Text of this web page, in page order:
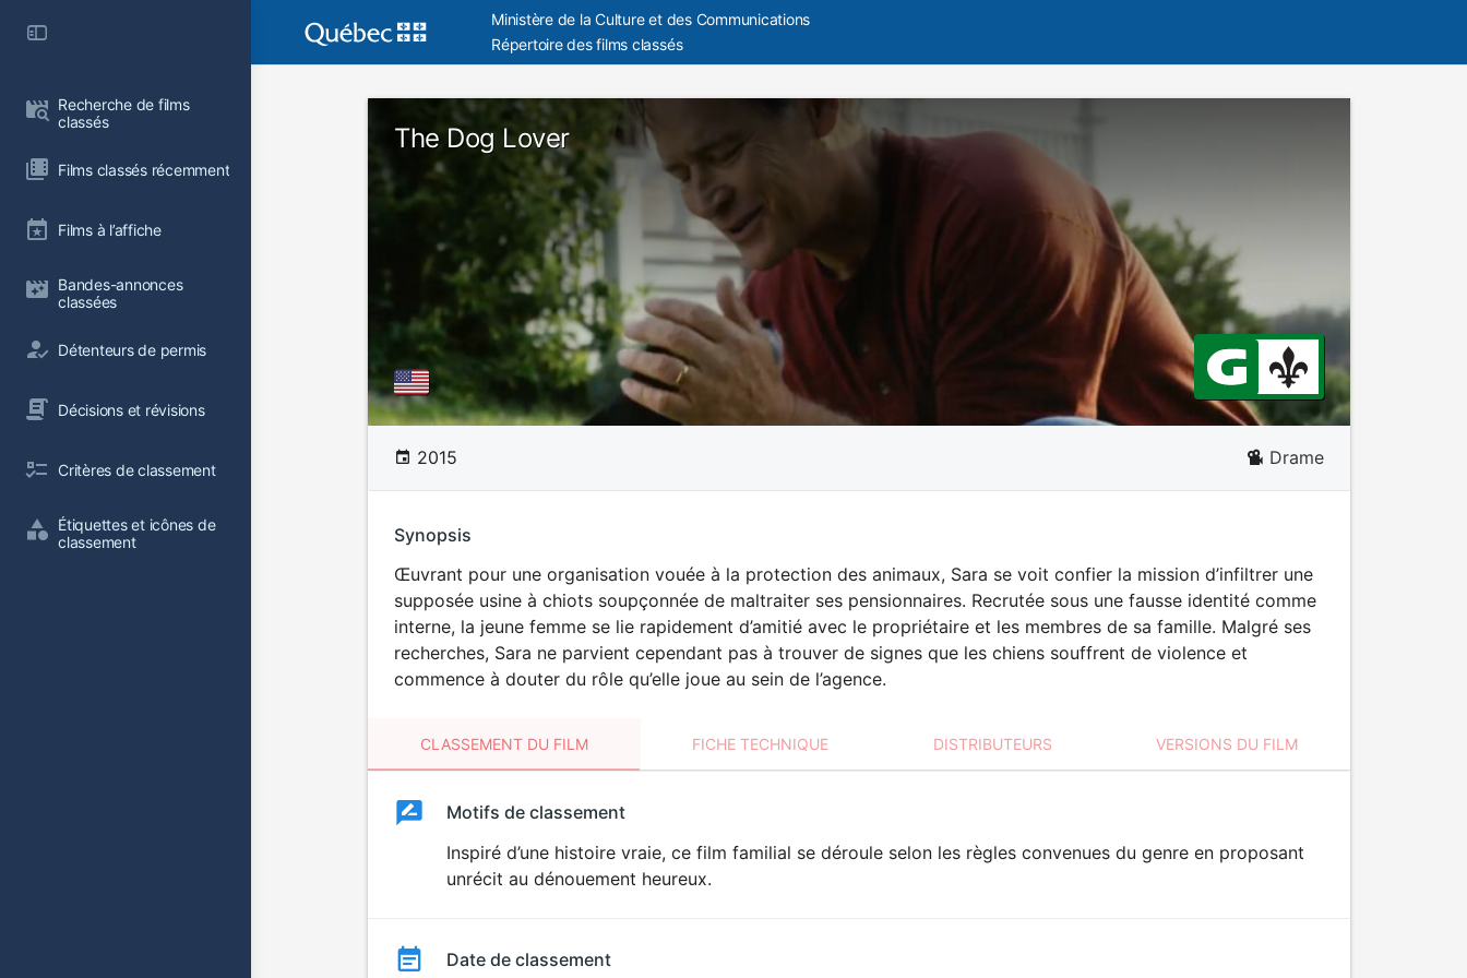
Recherche de films
classés
Films classés récemment
Films à l’affiche
Bandes-annonces
classées
Détenteurs de permis
Décisions et révisions
Critères de classement
Étiquettes et icônes de
classement
Ministère de la Culture et des Communications
Répertoire des films classés
The Dog Lover
2015 Drame
Synopsis
Œuvrant pour une organisation vouée à la protection des animaux, Sara se voit confier la mission d’infiltrer une
supposée usine à chiots soupçonnée de maltraiter ses pensionnaires. Recrutée sous une fausse identité comme
interne, la jeune femme se lie rapidement d’amitié avec le propriétaire et les membres de sa famille. Malgré ses
recherches, Sara ne parvient cependant pas à trouver de signes que les chiens souffrent de violence et
commence à douter du rôle qu’elle joue au sein de l’agence.
CLASSEMENT DU FILM FICHE TECHNIQUE DISTRIBUTEURS VERSIONS DU FILM
ClassementClassement
Motifs de classement
Inspiré d’une histoire vraie, ce film familial se déroule selon les règles convenues du genre en proposant
unrécit au dénouement heureux.
Date de classement